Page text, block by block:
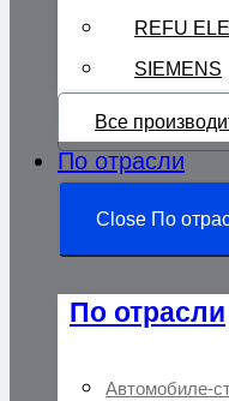
REFU
SIEMENS
Все
По отрасли
Close По
По отрасли
Автомобиле-